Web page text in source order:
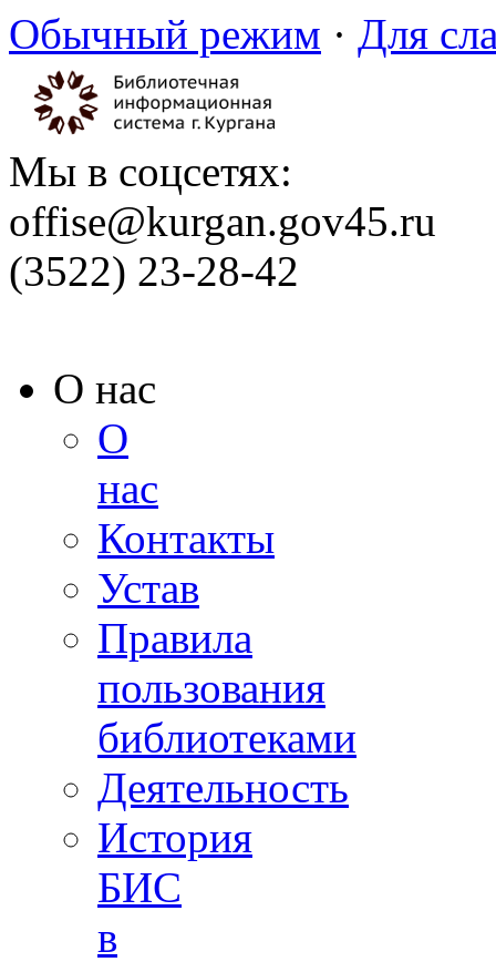
Обычный режим · Для
Мы в соцсетях:
offise@kurgan.gov45.ru
(3522) 23-28-42
О нас
О
нас
Контакты
Устав
Правила
пользования
библиотеками
Деятельность
История
БИС
в